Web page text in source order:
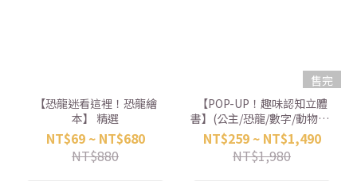
【恐龍迷看這裡！恐龍繪
本】 精選
NT$69 ~ NT$680
NT$880
售完
【POP-UP！趣味認知立體
書】(公主/恐龍/數字/動物們/
交通工具/生日派對) 【華
碩】
NT$259 ~ NT$1,490
NT$1,980